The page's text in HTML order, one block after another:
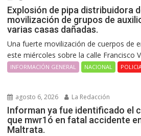
Explosión de pipa distribuidora
movilización de grupos de
varias casas dañadas.
Una fuerte movilización de cuerpos de
este miércoles sobre la calle Francisco
INFORMACIÓN GENERAL NACIONAL
agosto 6, 2026 La Redacción
Informan ya fue identificado el
que mwr1ó en fatal accidente
Maltrata.